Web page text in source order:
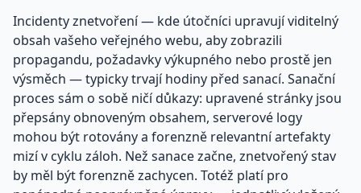
Incidenty znetvoření — kde útočníci upravují viditelný
obsah vašeho veřejného webu, aby zobrazili
propagandu, požadavky výkupného nebo prostě jen
výsměch — typicky trvají hodiny před sanací. Sanační
proces sám o sobě ničí důkazy: upravené stránky jsou
přepsány obnoveným obsahem, serverové logy
mohou být rotovány a forenzně relevantní artefakty
mizí v cyklu záloh. Než sanace začne, znetvořený stav
by měl být forenzně zachycen. Totéž platí pro